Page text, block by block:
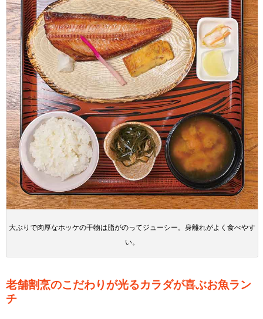
大ぶりで肉厚なホッケの干物は脂がのってジューシー。身離れがよく食べやす
い。
老舗割烹のこだわりが光るカラダが喜ぶお魚ラン
チ